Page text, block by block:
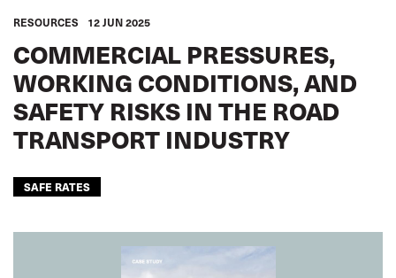
RESOURCES 12 JUN 2025
COMMERCIAL PRESSURES,
WORKING CONDITIONS, AND
SAFETY RISKS IN THE ROAD
TRANSPORT INDUSTRY
SAFE RATES